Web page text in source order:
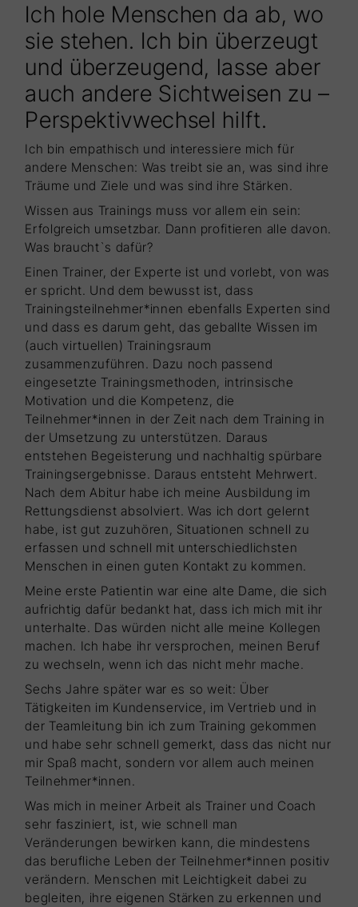
Ich hole Menschen da ab, wo
sie stehen. Ich bin überzeugt
und überzeugend, lasse aber
auch andere Sichtweisen zu –
Perspektivwechsel hilft.
Ich bin empathisch und interessiere mich für
andere Menschen: Was treibt sie an, was sind ihre
Träume und Ziele und was sind ihre Stärken.
Wissen aus Trainings muss vor allem ein sein:
Erfolgreich umsetzbar. Dann profitieren alle davon.
Was braucht`s dafür?
Einen Trainer, der Experte ist und vorlebt, von was
er spricht. Und dem bewusst ist, dass
Trainingsteilnehmer*innen ebenfalls Experten sind
und dass es darum geht, das geballte Wissen im
(auch virtuellen) Trainingsraum
zusammenzuführen. Dazu noch passend
eingesetzte Trainingsmethoden, intrinsische
Motivation und die Kompetenz, die
Teilnehmer*innen in der Zeit nach dem Training in
der Umsetzung zu unterstützen. Daraus
entstehen Begeisterung und nachhaltig spürbare
Trainingsergebnisse. Daraus entsteht Mehrwert.
Nach dem Abitur habe ich meine Ausbildung im
Rettungsdienst absolviert. Was ich dort gelernt
habe, ist gut zuzuhören, Situationen schnell zu
erfassen und schnell mit unterschiedlichsten
Menschen in einen guten Kontakt zu kommen.
Meine erste Patientin war eine alte Dame, die sich
aufrichtig dafür bedankt hat, dass ich mich mit ihr
unterhalte. Das würden nicht alle meine Kollegen
machen. Ich habe ihr versprochen, meinen Beruf
zu wechseln, wenn ich das nicht mehr mache.
Sechs Jahre später war es so weit: Über
Tätigkeiten im Kundenservice, im Vertrieb und in
der Teamleitung bin ich zum Training gekommen
und habe sehr schnell gemerkt, dass das nicht nur
mir Spaß macht, sondern vor allem auch meinen
Teilnehmer*innen.
Was mich in meiner Arbeit als Trainer und Coach
sehr fasziniert, ist, wie schnell man
Veränderungen bewirken kann, die mindestens
das berufliche Leben der Teilnehmer*innen positiv
verändern. Menschen mit Leichtigkeit dabei zu
begleiten, ihre eigenen Stärken zu erkennen und